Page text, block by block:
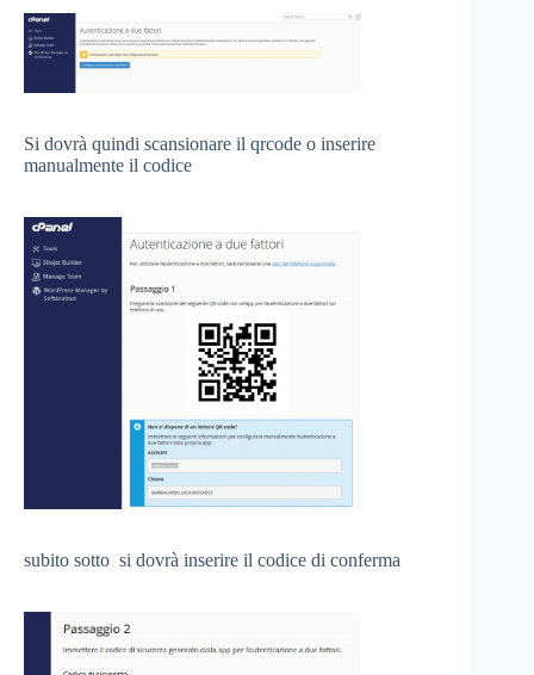
Si dovrà quindi scansionare il qrcode o inserire
manualmente il codice
subito sotto si dovrà inserire il codice di conferma